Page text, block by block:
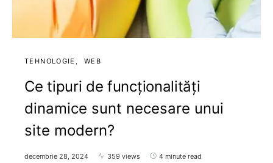
TEHNOLOGIE WEB
Ce tipuri de funcționalități
dinamice sunt necesare unui
site modern?
decembrie 28, 2024 359 views 4 minute read